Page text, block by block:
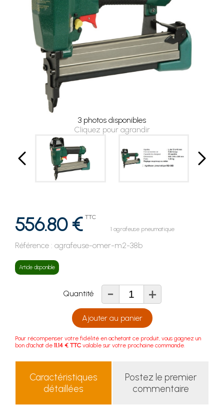
3 photos disponibles
Cliquez pour agrandir
556.80 € TTC
1 agrafeuse pneumatique
Référence : agrafeuse-omer-m2-38b
Article disponible
Quantité - +
Ajouter au panier
Pour récompenser votre fidélité en achetant ce produit, vous gagnez un
bon d'achat de 11.14 € TTC valable sur votre prochaine commande.
Caractéristiques
détaillées
Postez le premier
commentaire